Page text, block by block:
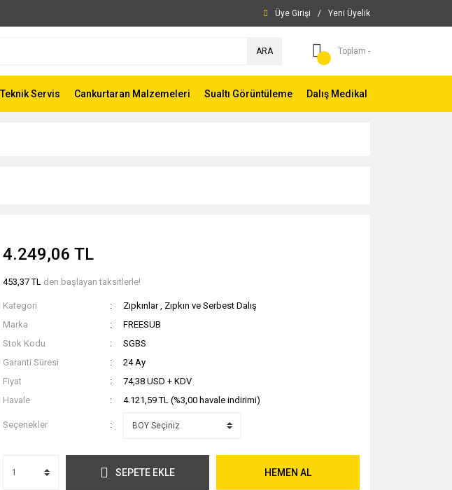
Üye Girişi / Yeni Üyelik
ARA Toplam -
Teknik Servis Cankurtaran Malzemeleri Sualtı Görüntüleme Dalış Medikal
4.249,06 TL
453,37 TL den başlayan taksitlerle!
Kategori Zıpkınlar , Zıpkın ve Serbest Dalış
Marka
FREESUB
Stok Kodu
SGBS
Garanti Süresi
24 Ay
Fiyat
74,38 USD + KDV
Havale
4.121,59 TL (%3,00 havale indirimi)
Seçenekler
SEPETE EKLE HEMEN AL